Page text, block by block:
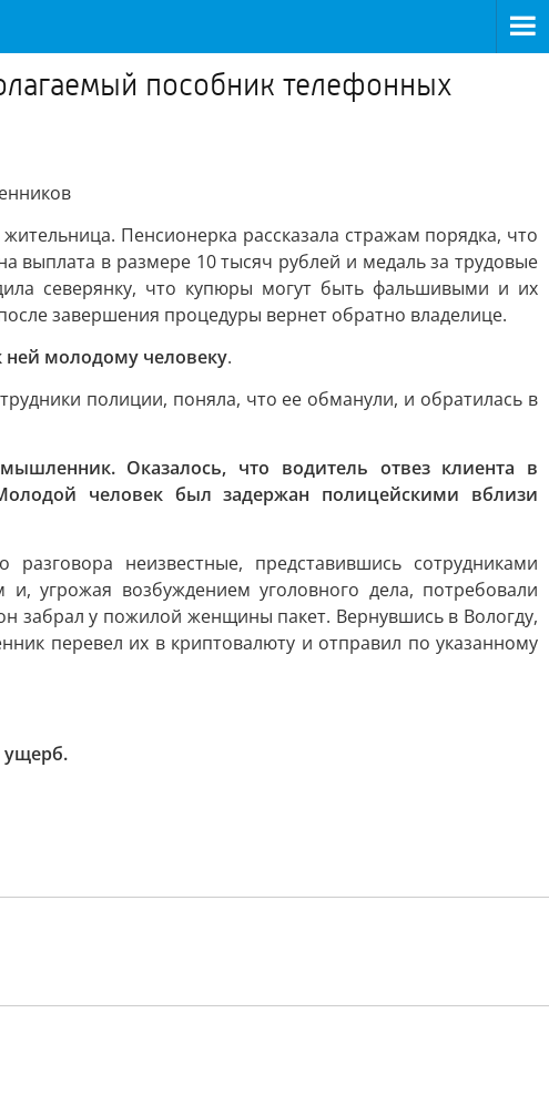
пособник телефонных
Пенсионерка рассказала стражам порядка, что
выплата в размере 10 тысяч рублей и медаль за трудовые
северянку, что купюры могут быть фальшивыми и их
завершения процедуры вернет обратно владелице.
молодому человеку.
полиции, поняла, что ее обманули, и обратилась в
Оказалось, что водитель отвез клиента в
человек был задержан полицейскими вблизи
неизвестные, представившись сотрудниками
угрожая возбуждением уголовного дела, потребовали
забрал у пожилой женщины пакет. Вернувшись в Вологду,
перевел их в криптовалюту и отправил по указанному
ущерб.